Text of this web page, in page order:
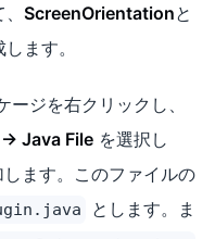
ScreenOrientationと
ます。
ージを右クリックし、
> Java File を選択し
ます。このファイルの
とします。ま